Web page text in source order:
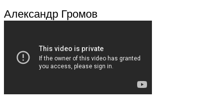
Александр Громов